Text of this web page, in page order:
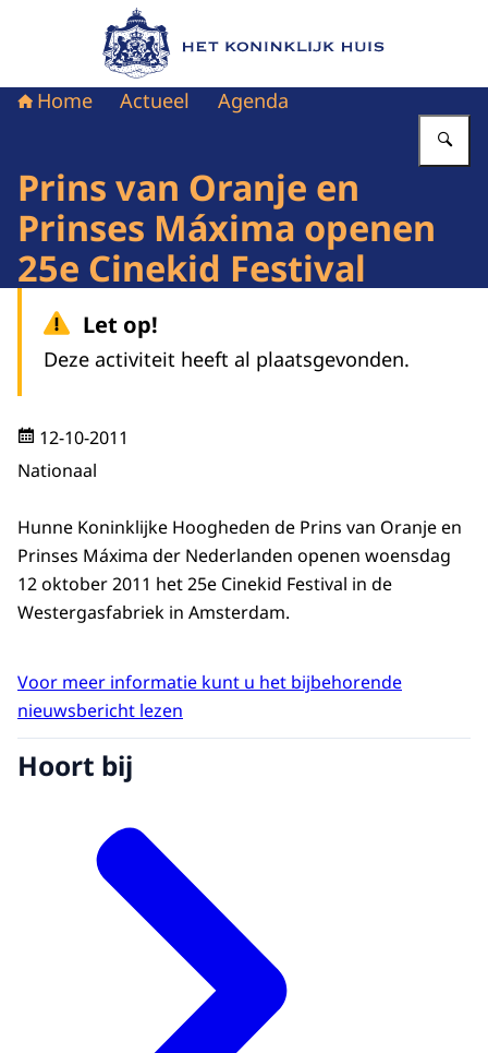
Naar de homepage van Het Koninklijk Huis
Home Actueel Agenda
Prins van Oranje en
Prinses Máxima openen
25e Cinekid Festival
Let op!
Deze activiteit heeft al plaatsgevonden.
12-10-2011
Nationaal
Hunne Koninklijke Hoogheden de Prins van Oranje en
Prinses Máxima der Nederlanden openen woensdag
12 oktober 2011 het 25e Cinekid Festival in de
Westergasfabriek in Amsterdam.
Voor meer informatie kunt u het bijbehorende
nieuwsbericht lezen
Hoort bij